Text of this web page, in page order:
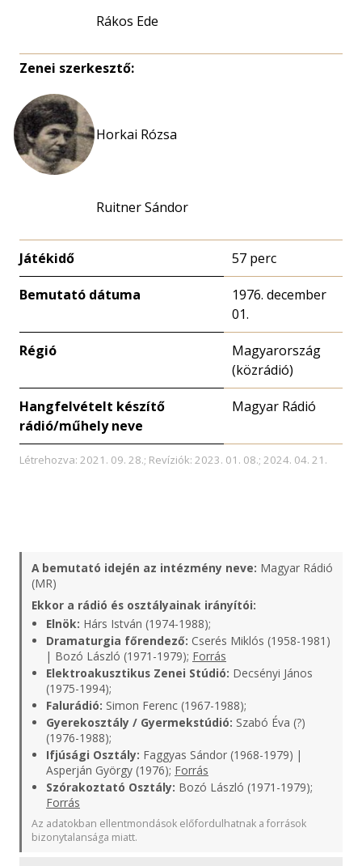
Rákos Ede
Zenei szerkesztő:
Horkai Rózsa
Ruitner Sándor
Játékidő 57 perc
Bemutató dátuma
1976. december
01.
Régió
Magyarország
(közrádió)
Hangfelvételt készítő
rádió/műhely neve
Magyar Rádió
Létrehozva: 2021. 09. 28.; Revíziók: 2023. 01. 08.; 2024. 04. 21.
A bemutató idején az intézmény neve: Magyar Rádió
(MR)
Ekkor a rádió és osztályainak irányítói:
Elnök: Hárs István (1974-1988);
Dramaturgia főrendező: Cserés Miklós (1958-1981)
| Bozó László (1971-1979); Forrás
Elektroakusztikus Zenei Stúdió: Decsényi János
(1975-1994);
Falurádió: Simon Ferenc (1967-1988);
Gyerekosztály / Gyermekstúdió: Szabó Éva (?)
(1976-1988);
Ifjúsági Osztály: Faggyas Sándor (1968-1979) |
Asperján György (1976); Forrás
Szórakoztató Osztály: Bozó László (1971-1979);
Forrás
Az adatokban ellentmondások előfordulhatnak a források
bizonytalansága miatt.